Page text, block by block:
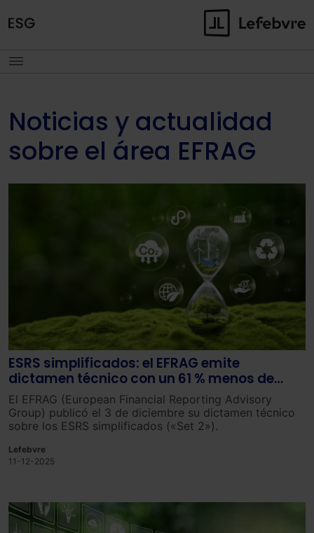
Noticias y actualidad
sobre el área EFRAG
ESRS simplificados: el EFRAG emite
dictamen técnico con un 61 % menos de
puntos de datos obligatorios
El EFRAG (European Financial Reporting Advisory
Group) publicó el 3 de diciembre su dictamen técnico
sobre los ESRS simplificados («Set 2»).
Lefebvre
11-12-2025